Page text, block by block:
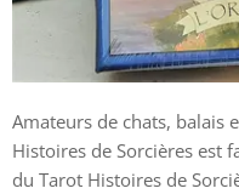
Amateurs de chats, balais
Histoires de Sorcières est
du Tarot Histoires de